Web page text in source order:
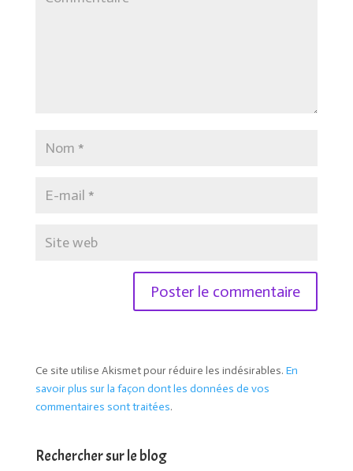
Ce site utilise Akismet pour réduire les indésirables. En
savoir plus sur la façon dont les données de vos
commentaires sont traitées.
Rechercher sur le blog